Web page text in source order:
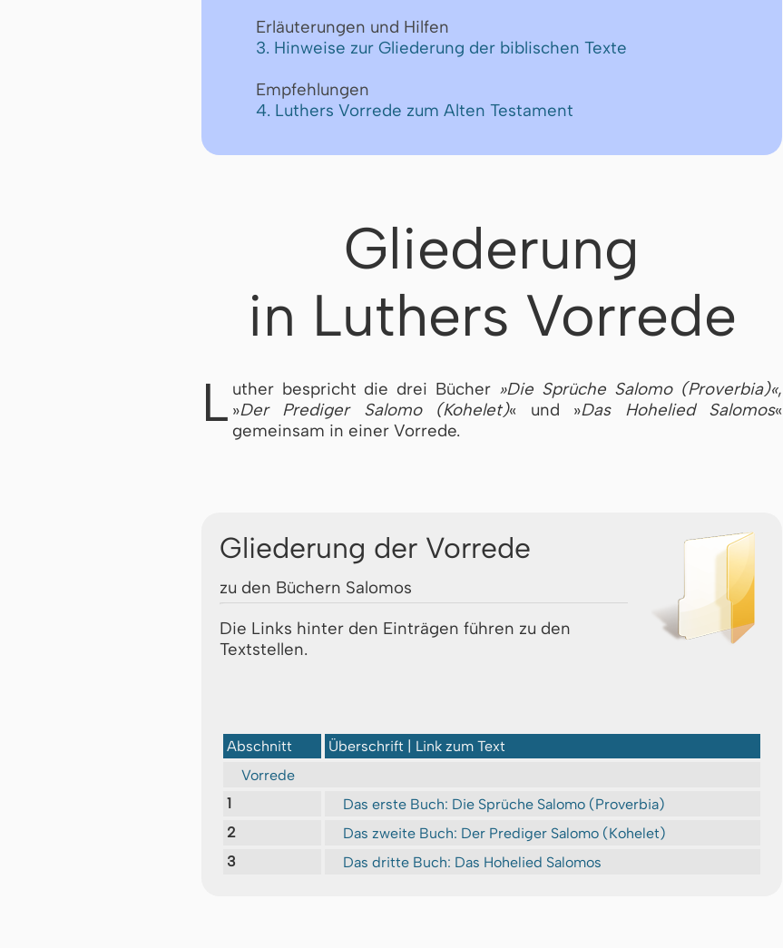
Erläuterungen und Hilfen
3. Hinweise zur Gliederung der biblischen Texte
Empfehlungen
4. Luthers Vorrede zum Alten Testament
Gliederung
in Luthers Vorrede
L uther bespricht die drei Bücher »Die Sprüche Salomo (Proverbia)«,
»Der Prediger Salomo (Kohelet)« und »Das Hohelied Salomos«
gemeinsam in einer Vorrede.
Gliederung der Vorrede
zu den Büchern Salomos
Die Links hinter den Einträgen führen zu den
Textstellen.
Abschnitt
Überschrift | Link zum Text
Vorrede
1
Das erste Buch: Die Sprüche Salomo (Proverbia)
2
Das zweite Buch: Der Prediger Salomo (Kohelet)
3
Das dritte Buch: Das Hohelied Salomos